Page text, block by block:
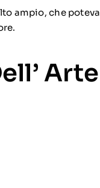
ampio, che poteva
Arte